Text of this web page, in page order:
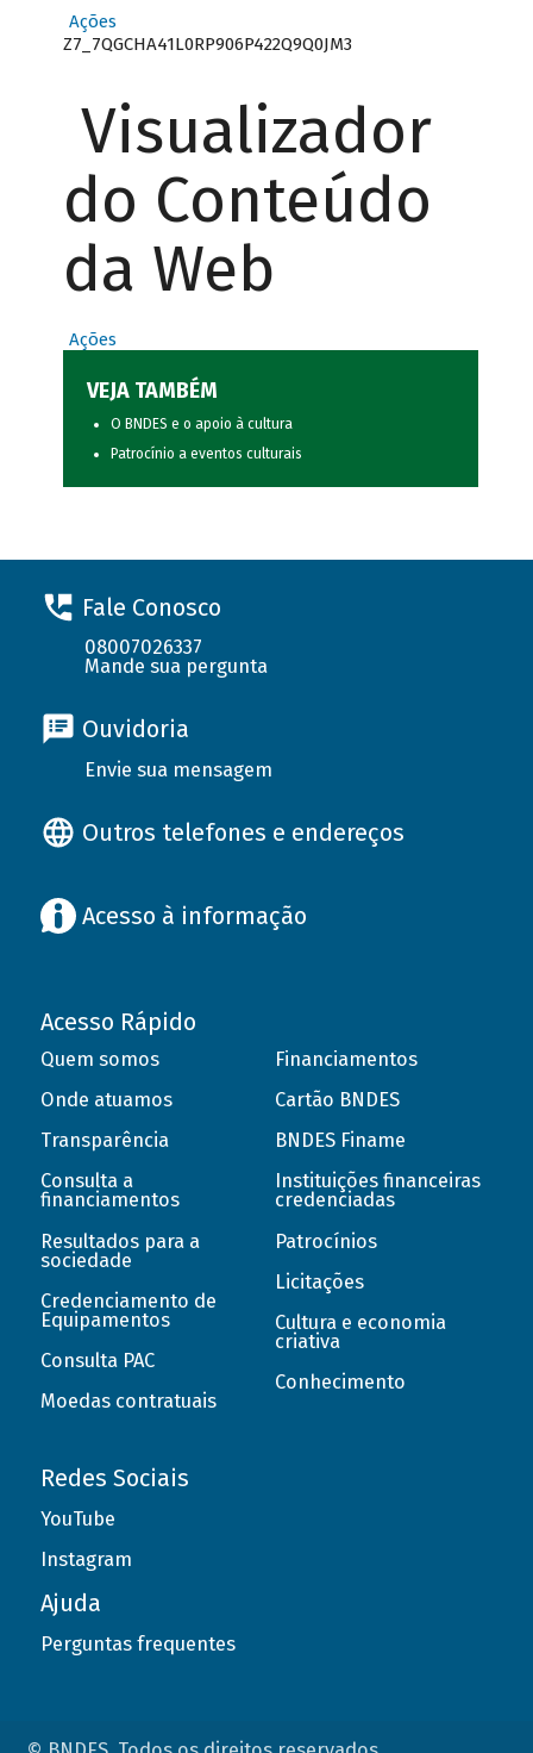
Ações
Z7_7QGCHA41L0RP906P422Q9Q0JM3
Visualizador
do Conteúdo
da Web
Ações
VEJA TAMBÉM
O BNDES e o apoio à cultura
Patrocínio a eventos culturais
Fale Conosco
08007026337
Mande sua pergunta
Ouvidoria
Envie sua mensagem
Outros telefones e endereços
Acesso à informação
Acesso Rápido
Quem somos
Onde atuamos
Transparência
Consulta a
financiamentos
Resultados para a
sociedade
Credenciamento de
Equipamentos
Consulta PAC
Moedas contratuais
Financiamentos
Cartão BNDES
BNDES Finame
Instituições financeiras
credenciadas
Patrocínios
Licitações
Cultura e economia
criativa
Conhecimento
Redes Sociais
YouTube
Instagram
Ajuda
Perguntas frequentes